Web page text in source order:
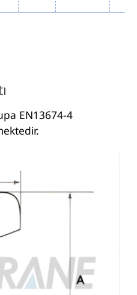
EN13674-4